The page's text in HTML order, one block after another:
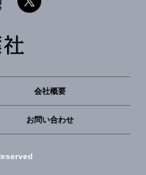
会社概要
お問い合わせ